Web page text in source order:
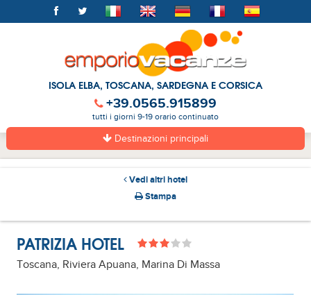
ISOLA ELBA, TOSCANA, SARDEGNA E CORSICA
+39.0565.915899
tutti i giorni 9-19 orario continuato
Destinazioni principali
Vedi altri hotel
Stampa
PATRIZIA HOTEL
Toscana, Riviera Apuana, Marina Di Massa